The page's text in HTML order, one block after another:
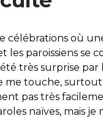
célébrations où
les paroissiens se
été très surprise
me touche,
pas très
naïves, mais je